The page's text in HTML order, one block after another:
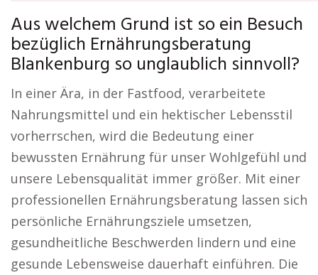
Aus welchem Grund ist so ein Besuch
bezüglich Ernährungsberatung
Blankenburg so unglaublich sinnvoll?
In einer Ära, in der Fastfood, verarbeitete
Nahrungsmittel und ein hektischer Lebensstil
vorherrschen, wird die Bedeutung einer
bewussten Ernährung für unser Wohlgefühl und
unsere Lebensqualität immer größer. Mit einer
professionellen Ernährungsberatung lassen sich
persönliche Ernährungsziele umsetzen,
gesundheitliche Beschwerden lindern und eine
gesunde Lebensweise dauerhaft einführen. Die